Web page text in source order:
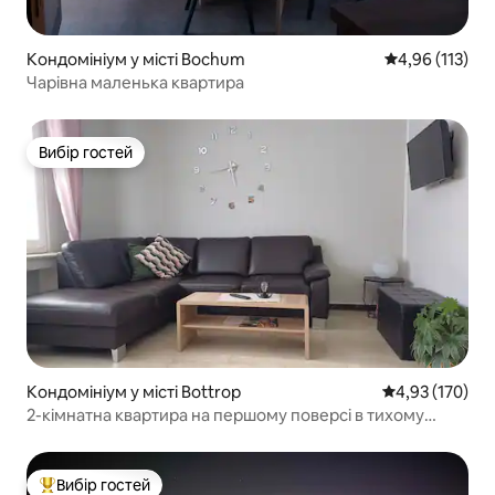
Кондомініум у місті Bochum Середня
4,96 (113)
Чарівна маленька квартира
Вибір гостей
Вибір гостей
Кондомініум у місті Bottrop Середня
4,93 (170)
2-кімнатна квартира на першому поверсі в тихому
Вибір гостей